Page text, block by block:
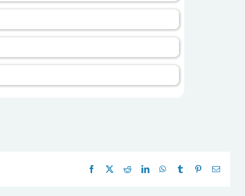
Facebook RedditLinkedInWhatsApp
Tumblr Pinterest
E-